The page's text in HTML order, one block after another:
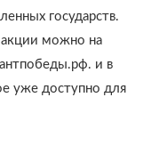
государств.
акции можно на
и в
уже доступно для